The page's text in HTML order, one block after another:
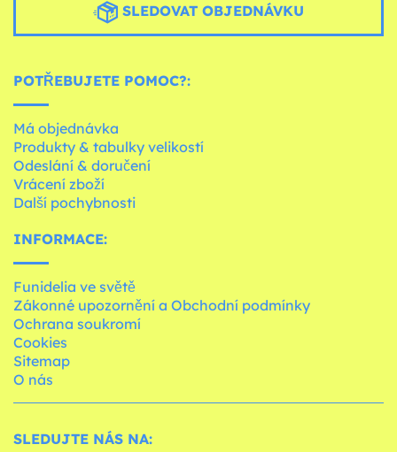
SLEDOVAT OBJEDNÁVKU
POTŘEBUJETE POMOC?:
Má objednávka
Produkty & tabulky velikostí
Odeslání & doručení
Vrácení zboží
Další pochybnosti
INFORMACE:
Funidelia ve světě
Zákonné upozornění a Obchodní podmínky
Ochrana soukromí
Cookies
Sitemap
O nás
SLEDUJTE NÁS NA: